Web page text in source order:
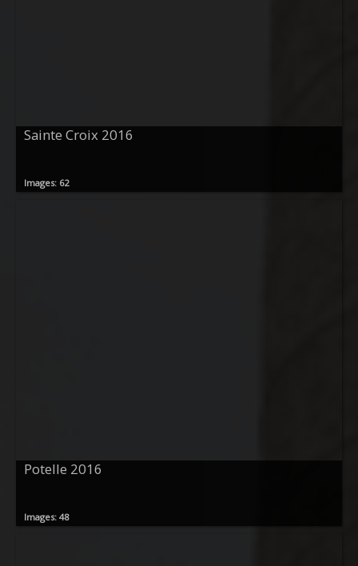
Sainte Croix 2016
Images: 62
Potelle 2016
Images: 48